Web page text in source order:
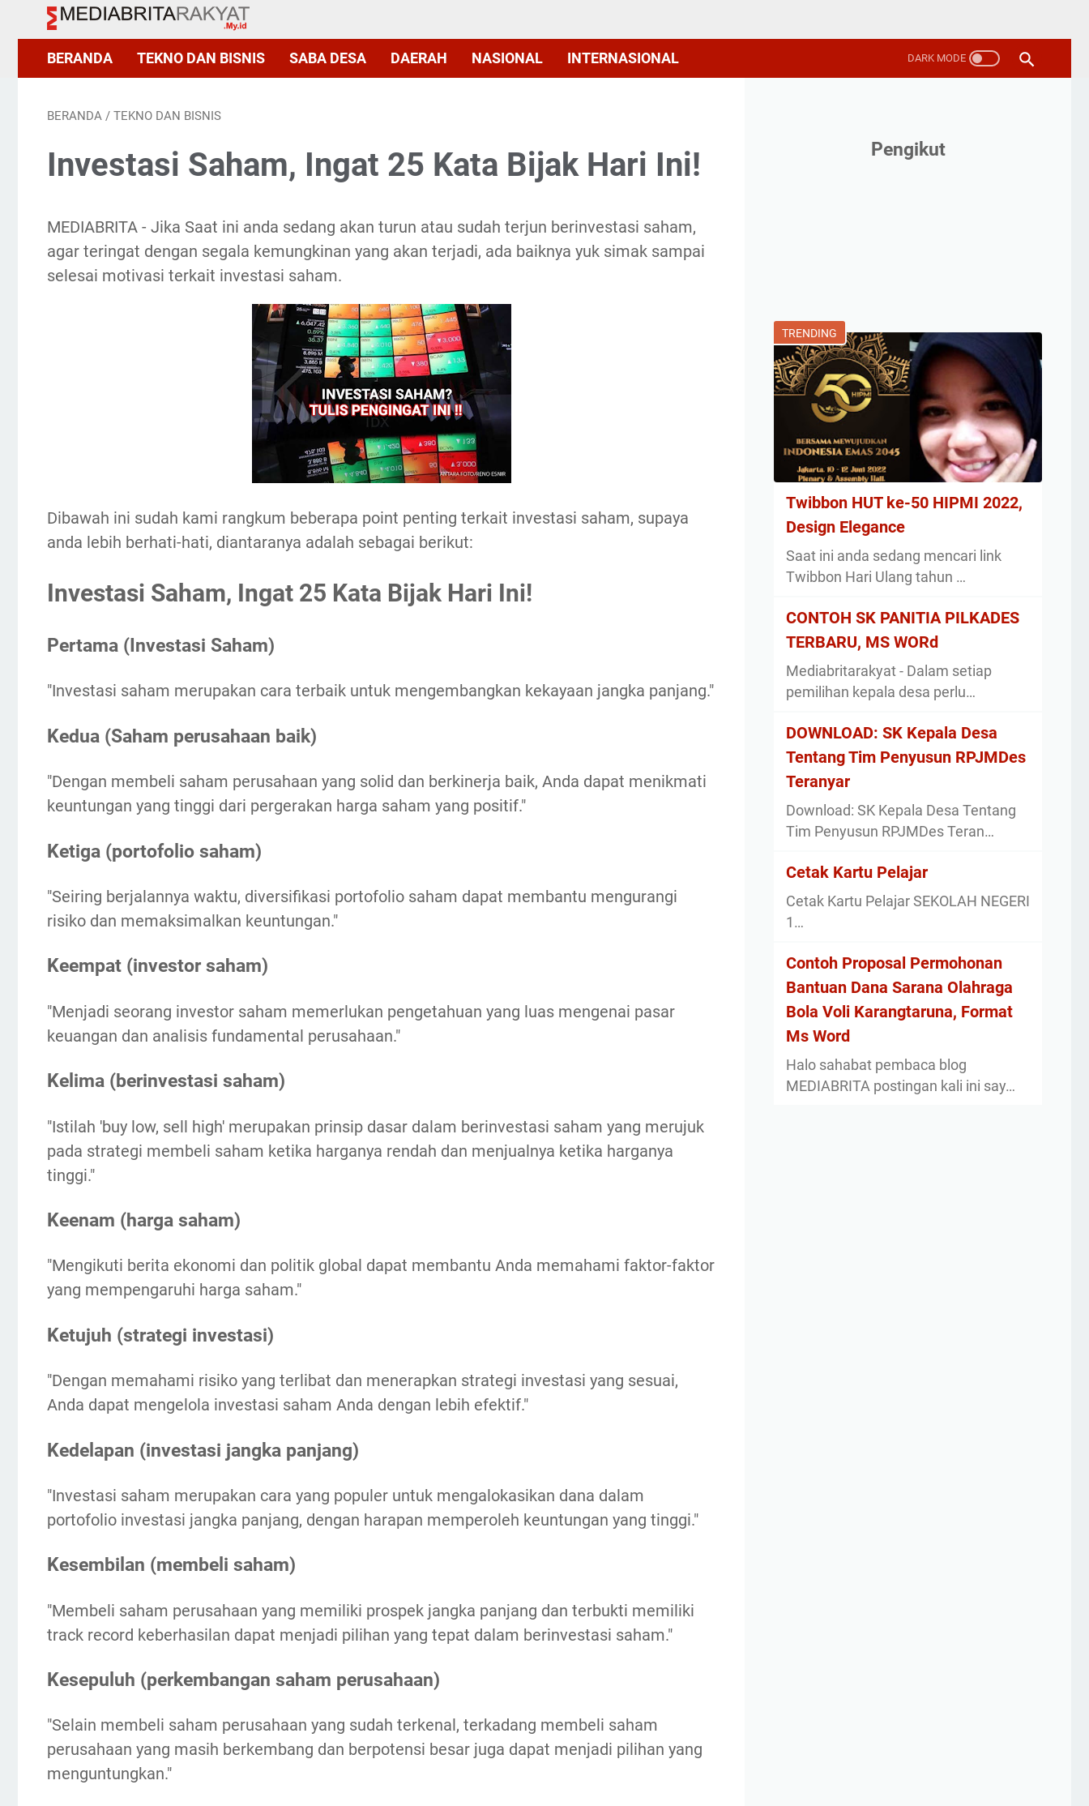
BERANDA TEKNO DAN BISNIS SABA DESA DAERAH NASIONAL INTERNASIONAL
BERANDA / TEKNO DAN BISNIS
Investasi Saham, Ingat 25 Kata Bijak Hari Ini!
MEDIABRITA - Jika Saat ini anda sedang akan turun atau sudah terjun berinvestasi saham,
agar teringat dengan segala kemungkinan yang akan terjadi, ada baiknya yuk simak sampai
selesai motivasi terkait investasi saham.
Dibawah ini sudah kami rangkum beberapa point penting terkait investasi saham, supaya
anda lebih berhati-hati, diantaranya adalah sebagai berikut:
Investasi Saham, Ingat 25 Kata Bijak Hari Ini!
Pertama (Investasi Saham)
"Investasi saham merupakan cara terbaik untuk mengembangkan kekayaan jangka panjang."
Kedua (Saham perusahaan baik)
"Dengan membeli saham perusahaan yang solid dan berkinerja baik, Anda dapat menikmati
keuntungan yang tinggi dari pergerakan harga saham yang positif."
Ketiga (portofolio saham)
"Seiring berjalannya waktu, diversifikasi portofolio saham dapat membantu mengurangi
risiko dan memaksimalkan keuntungan."
Keempat (investor saham)
"Menjadi seorang investor saham memerlukan pengetahuan yang luas mengenai pasar
keuangan dan analisis fundamental perusahaan."
Kelima (berinvestasi saham)
"Istilah 'buy low, sell high' merupakan prinsip dasar dalam berinvestasi saham yang merujuk
pada strategi membeli saham ketika harganya rendah dan menjualnya ketika harganya
tinggi."
Keenam (harga saham)
"Mengikuti berita ekonomi dan politik global dapat membantu Anda memahami faktor-faktor
yang mempengaruhi harga saham."
Ketujuh (strategi investasi)
"Dengan memahami risiko yang terlibat dan menerapkan strategi investasi yang sesuai,
Anda dapat mengelola investasi saham Anda dengan lebih efektif."
Kedelapan (investasi jangka panjang)
"Investasi saham merupakan cara yang populer untuk mengalokasikan dana dalam
portofolio investasi jangka panjang, dengan harapan memperoleh keuntungan yang tinggi."
Kesembilan (membeli saham)
"Membeli saham perusahaan yang memiliki prospek jangka panjang dan terbukti memiliki
track record keberhasilan dapat menjadi pilihan yang tepat dalam berinvestasi saham."
Kesepuluh (perkembangan saham perusahaan)
"Selain membeli saham perusahaan yang sudah terkenal, terkadang membeli saham
perusahaan yang masih berkembang dan berpotensi besar juga dapat menjadi pilihan yang
menguntungkan."
Pengikut
TRENDING
Twibbon HUT ke-50 HIPMI 2022,
Design Elegance
Saat ini anda sedang mencari link
Twibbon Hari Ulang tahun …
CONTOH SK PANITIA PILKADES
TERBARU, MS WORd
Mediabritarakyat - Dalam setiap
pemilihan kepala desa perlu…
DOWNLOAD: SK Kepala Desa
Tentang Tim Penyusun RPJMDes
Teranyar
Download: SK Kepala Desa Tentang
Tim Penyusun RPJMDes Teran…
Cetak Kartu Pelajar
Cetak Kartu Pelajar SEKOLAH NEGERI
1…
Contoh Proposal Permohonan
Bantuan Dana Sarana Olahraga
Bola Voli Karangtaruna, Format
Ms Word
Halo sahabat pembaca blog
MEDIABRITA postingan kali ini say…